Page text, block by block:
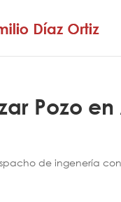
Pozo
de ingenería